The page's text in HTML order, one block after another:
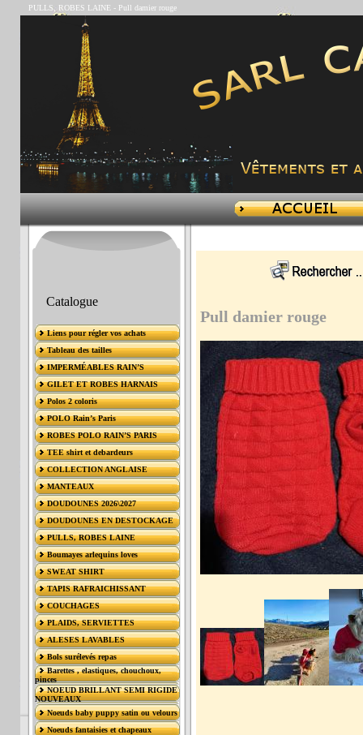
PULLS, ROBES LAINE - Pull damier rouge
Catalogue
Liens pour régler vos achats
Tableau des tailles
IMPERMÉABLES RAIN’S
GILET ET ROBES HARNAIS
Polos 2 coloris
POLO Rain’s Paris
ROBES POLO RAIN’S PARIS
TEE shirt et debardeurs
COLLECTION ANGLAISE
MANTEAUX
DOUDOUNES 2026\2027
DOUDOUNES EN DESTOCKAGE
PULLS, ROBES LAINE
Boumayes arlequins loves
SWEAT SHIRT
TAPIS RAFRAICHISSANT
COUCHAGES
PLAIDS, SERVIETTES
ALESES LAVABLES
Bols surélevés repas
Barettes , elastiques, chouchoux,
pinces
NOEUD BRILLANT SEMI RIGIDE
NOUVEAUX
Noeuds baby puppy satin ou velours
Noeuds fantaisies et chapeaux
Pull damier rouge